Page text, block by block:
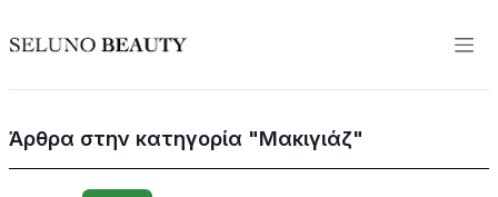
Άρθρα στην κατηγορία "Μακιγιάζ"